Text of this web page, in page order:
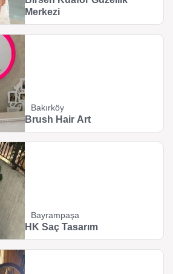
Merkezi
Bakırköy
Brush Hair Art
Bayrampaşa
HK Saç Tasarım